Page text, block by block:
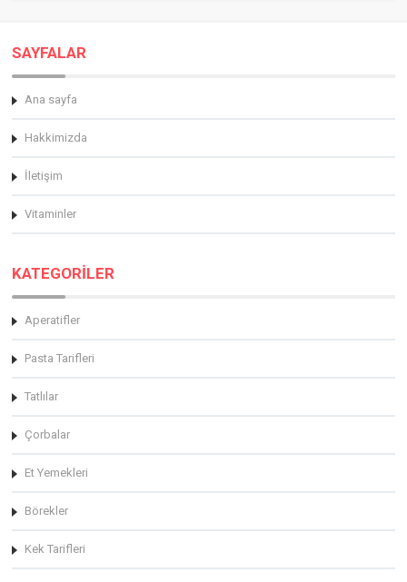
SAYFALAR
Ana sayfa
Hakkimizda
İletişim
Vitaminler
KATEGORİLER
Aperatifler
Pasta Tarifleri
Tatlılar
Çorbalar
Et Yemekleri
Börekler
Kek Tarifleri